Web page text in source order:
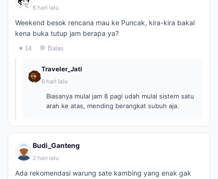
6 hari lalu
Weekend besok rencana mau ke Puncak, kira-kira bakal
kena buka tutup jam berapa ya?
♥ 14 💬 Balas
Traveler_Jati
6 hari lalu
Biasanya mulai jam 8 pagi udah mulai sistem satu
arah ke atas, mending berangkat subuh aja.
Budi_Ganteng
2 hari lalu
Ada rekomendasi warung sate kambing yang enak gak